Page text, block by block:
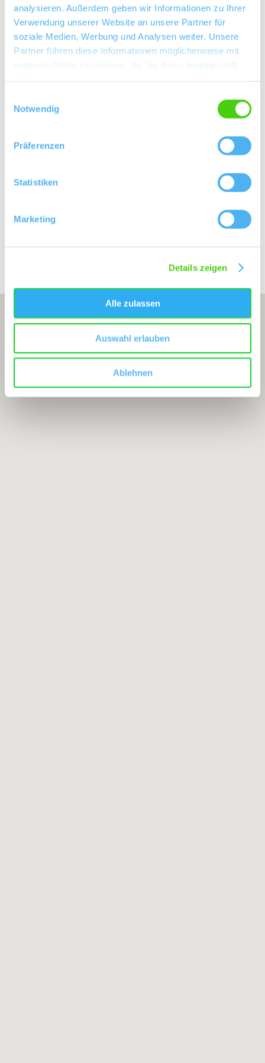
analysieren. Außerdem geben wir Informationen zu Ihrer
Verwendung unserer Website an unsere Partner für
soziale Medien, Werbung und Analysen weiter. Unsere
Partner führen diese Informationen möglicherweise mit
weiteren Daten zusammen, die Sie ihnen bereitgestellt
Notwendig
Präferenzen
Statistiken
Marketing
Details zeigen
Alle zulassen
Auswahl erlauben
Ablehnen
Über uns
Kellermeister Ralf Baumann
Weingut Baumann
E-Mail: info@weingut-baumann.com